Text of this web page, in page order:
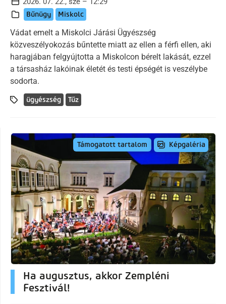
Bűnügy Miskolc
Vádat emelt a Miskolci Járási Ügyészség
közveszélyokozás bűntette miatt az ellen a férfi ellen, aki
haragjában felgyújtotta a Miskolcon bérelt lakását, ezzel
a társasház lakóinak életét és testi épségét is veszélybe
sodorta.
ügyészség Tűz
Támogatott tartalom Képgaléria
Ha augusztus, akkor Zempléni
Fesztivál!